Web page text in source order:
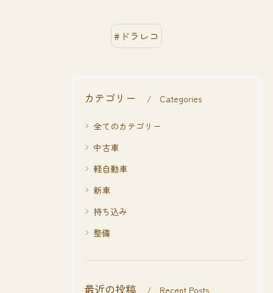
#ドラレコ
カテゴリー Categories
全てのカテゴリー
中古車
軽自動車
新車
持ち込み
整備
最近の投稿 Recent Posts